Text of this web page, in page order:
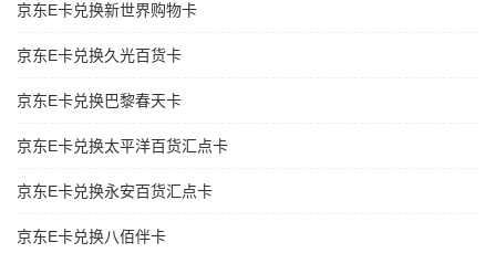
京东E卡兑换新世界购物卡
京东E卡兑换久光百货卡
京东E卡兑换巴黎春天卡
京东E卡兑换太平洋百货汇点卡
京东E卡兑换永安百货汇点卡
京东E卡兑换八佰伴卡